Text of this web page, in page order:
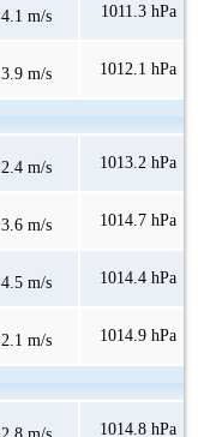
4.1 m/s 1011.3 hPa
3.9 m/s 1012.1 hPa
2.4 m/s 1013.2 hPa
3.6 m/s 1014.7 hPa
4.5 m/s 1014.4 hPa
2.1 m/s 1014.9 hPa
1014.8 hPa